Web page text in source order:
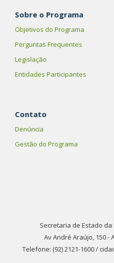
Sobre o Programa
Objetivos do Programa
Perguntas Frequentes
Legislação
Entidades Participantes
Contato
Denúncia
Gestão do Programa
Secretaria de Estado
Av André Araújo, 150 -
Telefone: (92) 2121-1600 /